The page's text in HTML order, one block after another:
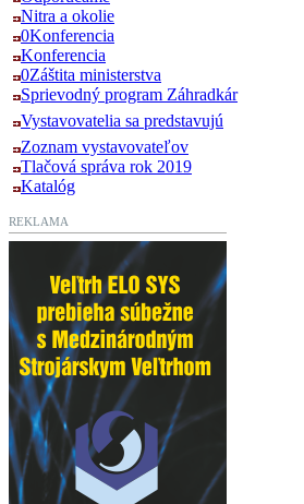
Nitra a okolie
0Konferencia
Konferencia
0Záštita ministerstva
Sprievodný program Záhradkár
Vystavovatelia sa predstavujú
Zoznam vystavovateľov
Tlačová správa rok 2019
Katalóg
REKLAMA